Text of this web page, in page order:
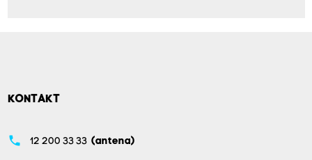
KONTAKT
phone 12 200 33 33 (antena)